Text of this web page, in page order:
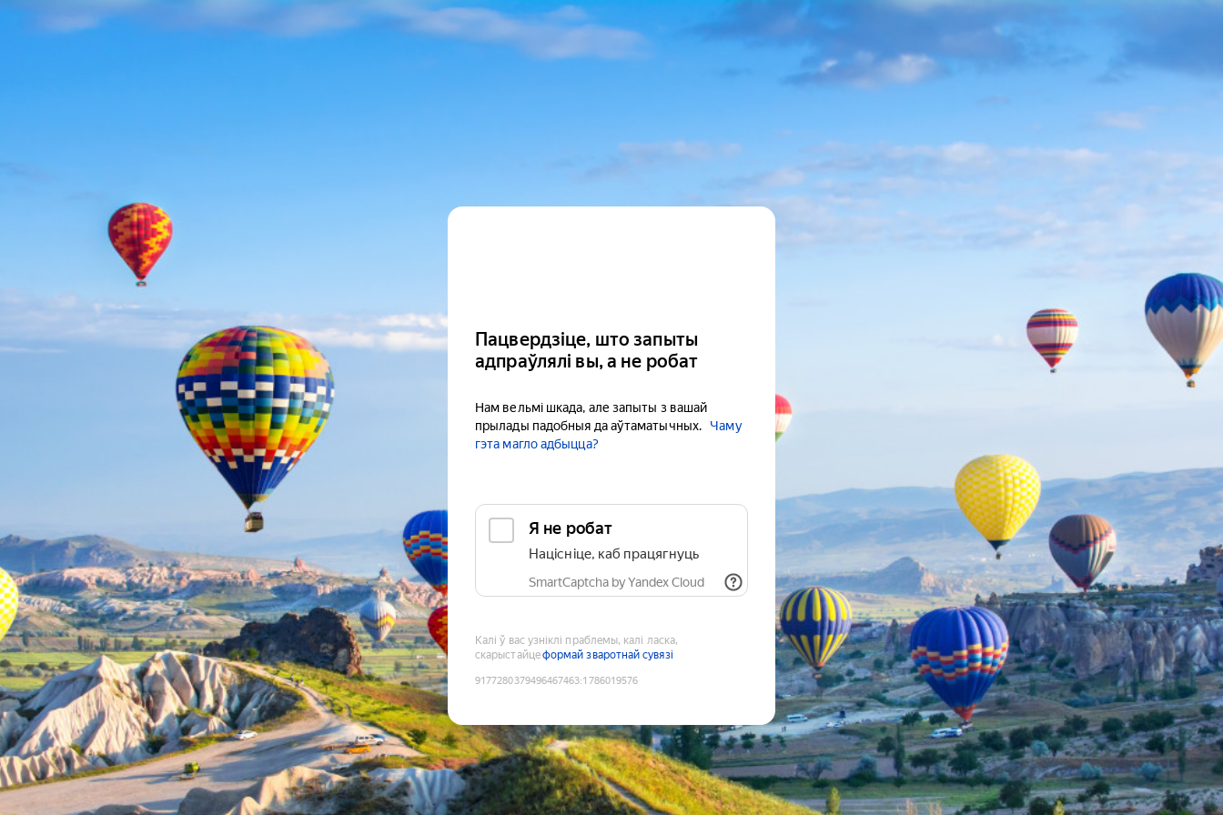
Пацвердзіце, што запыты
адпраўлялі вы, а не робат
Нам вельмі шкада, але запыты з вашай
прылады падобныя да аўтаматычных.
Чаму
гэта магло адбыцца?
Я не робат
Націсніце, каб працягнуць
SmartCaptcha by Yandex Cloud
Калі ў вас узніклі праблемы, калі ласка,
скарыстайцеформай зваротнай сувязі
9177280379496467463:1786019576